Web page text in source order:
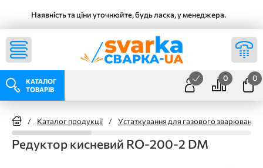
Наявність та ціни уточнюйте, будь ласка, у менеджера.
КАТАЛОГ
ТОВАРІВ
0 0
/ Каталог продукції / Устаткування для газового зварювання
Редуктор кисневий RO-200-2 DM